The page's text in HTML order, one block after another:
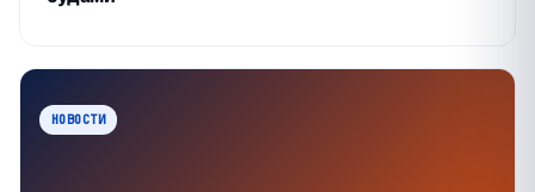
НОВОСТИ